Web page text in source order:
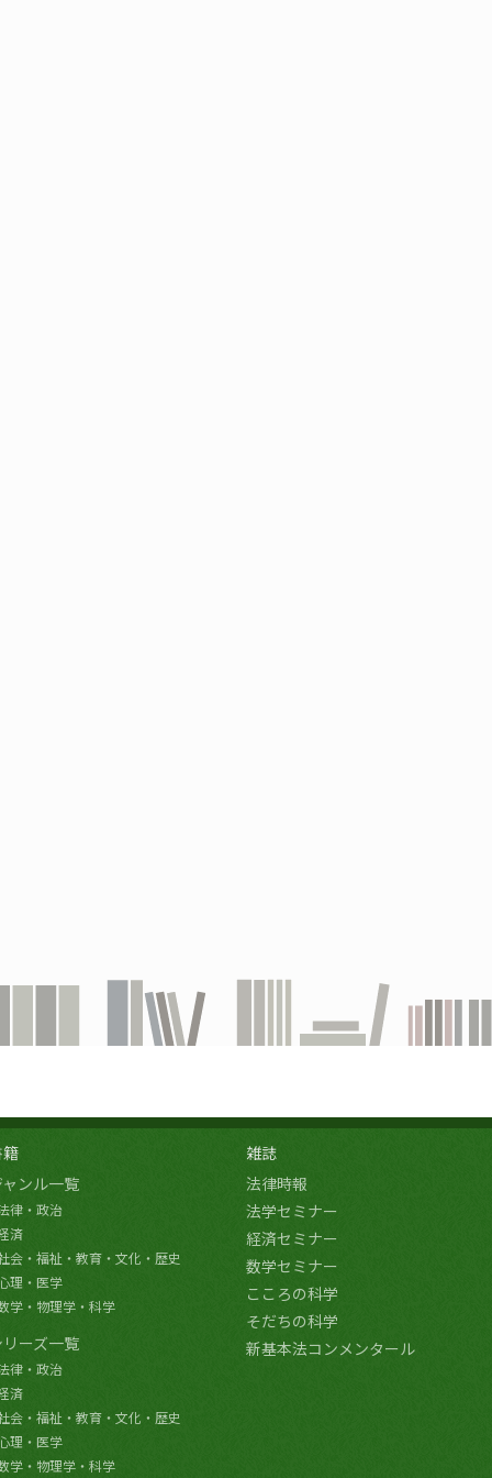
ャンル一覧
律・政治
済
会・福祉・教育・文化・歴史
理・医学
学・物理学・科学
リーズ一覧
律・政治
済
会・福祉・教育・文化・歴史
理・医学
学・物理学・科学
雑誌
法律時報
法学セミナー
経済セミナー
数学セミナー
こころの科学
そだちの科学
新基本法コンメンタール